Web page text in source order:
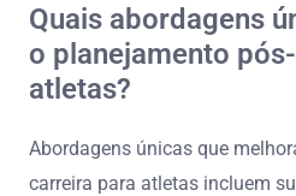
Quais abordagens
o planejamento
atletas?
Abordagens únicas que
carreira para atletas incluem